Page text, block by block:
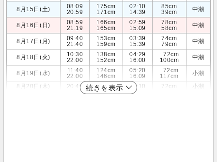
8月15日(土)
08:09
20:59
175cm
171cm
02:10
14:39
85cm
39cm
中潮
8月16日(日)
08:59
21:19
166cm
165cm
02:59
15:09
78cm
58cm
中潮
8月17日(月)
09:40
21:40
153cm
159cm
03:39
15:39
74cm
79cm
中潮
8月18日(火)
10:30
22:00
138cm
152cm
04:29
16:00
72cm
100cm
中潮
8月19日(水)
11:40
22:00
124cm
146cm
05:20
16:09
72cm
117cm
小潮
8月20日(木)
20:40 147cm 07:10 72cm 小潮
続きを表示